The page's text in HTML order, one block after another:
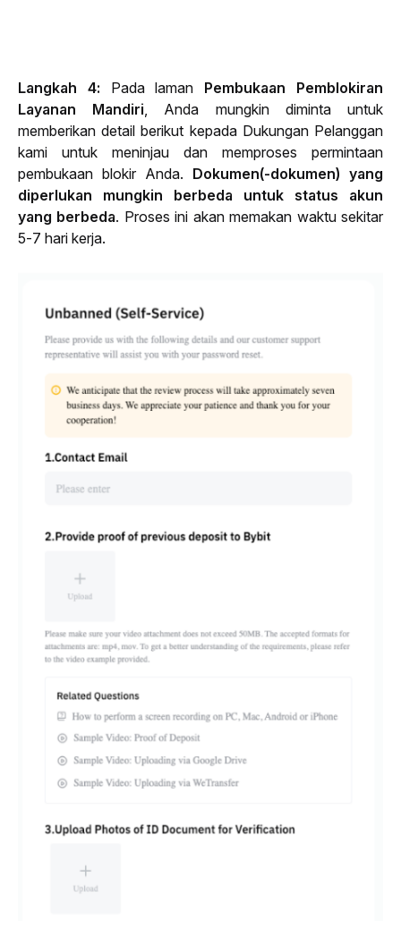
Langkah 4: Pada laman Pembukaan Pemblokiran
Layanan Mandiri , Anda mungkin diminta untuk
memberikan detail berikut kepada Dukungan Pelanggan
kami untuk meninjau dan memproses permintaan
pembukaan blokir Anda. Dokumen(-dokumen) yang
diperlukan mungkin berbeda untuk status akun
yang berbeda. Proses ini akan memakan waktu sekitar
5-7 hari kerja.